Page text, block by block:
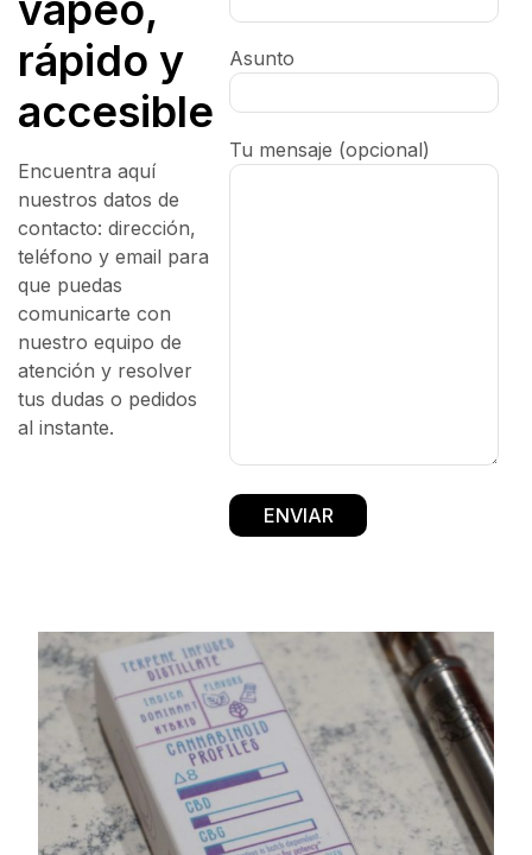
rápido y
accesible
Encuentra aquí
nuestros datos de
contacto: dirección,
teléfono y email para
que puedas
comunicarte con
nuestro equipo de
atención y resolver
tus dudas o pedidos
al instante.
Asunto
Tu mensaje (opcional)